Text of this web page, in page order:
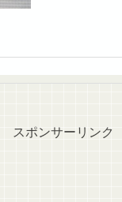
スポンサーリンク